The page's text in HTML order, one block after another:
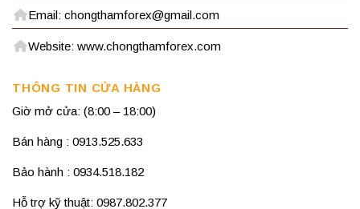
Email: chongthamforex@gmail.com
Website: www.chongthamforex.com
THÔNG TIN CỬA HÀNG
Giờ mở cửa: (8:00 – 18:00)
Bán hàng : 0913.525.633
Bảo hành : 0934.518.182
Hỗ trợ kỹ thuật: 0987.802.377